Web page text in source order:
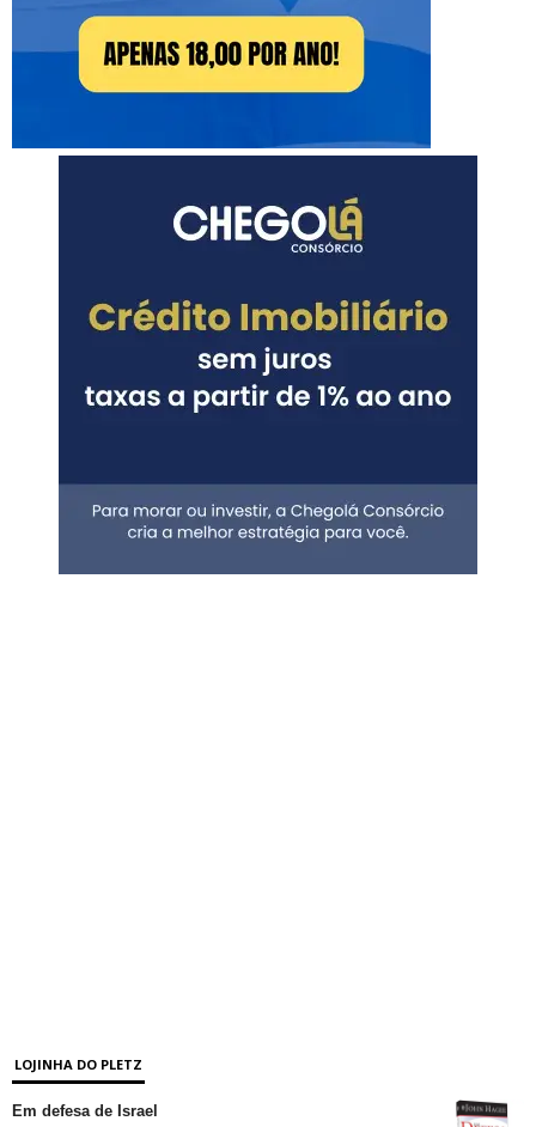
LOJINHA DO PLETZ
Em defesa de Israel